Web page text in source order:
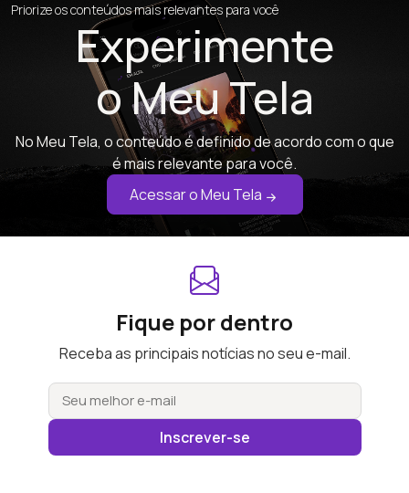
Priorize os conteúdos mais relevantes para você
Experimente
o Meu Tela
No Meu Tela, o conteúdo é definido de acordo com o que
é mais relevante para você.
Acessar o Meu Tela
Fique por dentro
Receba as principais notícias no seu e-mail.
Inscrever-se